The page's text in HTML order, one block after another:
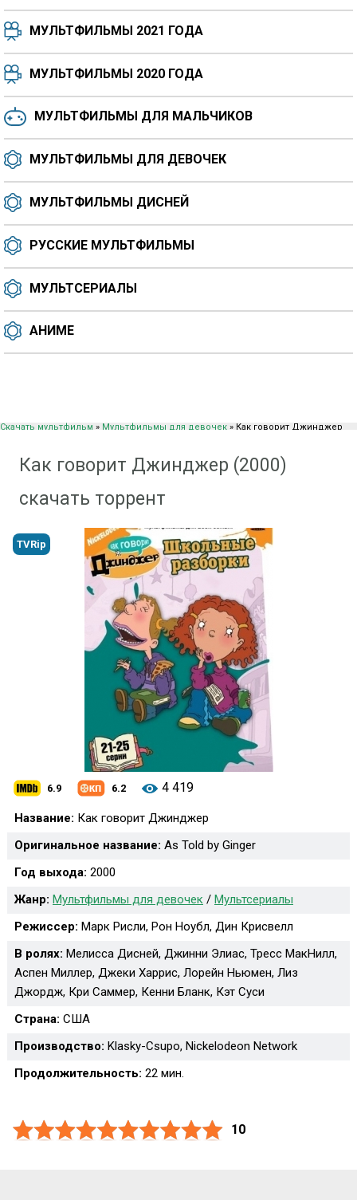
6.5 6.6 6.0 6.4
МУЛЬТФИЛЬМЫ 2021 ГОДА
МУЛЬТФИЛЬМЫ 2020 ГОДА
МУЛЬТФИЛЬМЫ ДЛЯ МАЛЬЧИКОВ
МУЛЬТФИЛЬМЫ ДЛЯ ДЕВОЧЕК
МУЛЬТФИЛЬМЫ ДИСНЕЙ
РУССКИЕ МУЛЬТФИЛЬМЫ
МУЛЬТСЕРИАЛЫ
АНИМЕ
Скачать мультфильм » Мультфильмы для девочек » Как говорит Джинджер
Как говорит Джинджер (2000)
скачать торрент
TVRip
6.9 6.2 4 419
Название: Как говорит Джинджер
Оригинальное название: As Told by Ginger
Год выхода: 2000
Жанр: Мультфильмы для девочек / Мультсериалы
Режиссер: Марк Рисли, Рон Ноубл, Дин Крисвелл
В ролях: Мелисса Дисней, Джинни Элиас, Тресс МакНилл,
Аспен Миллер, Джеки Харрис, Лорейн Ньюмен, Лиз
Джордж, Кри Саммер, Кенни Бланк, Кэт Суси
Страна: США
Производство: Klasky-Csupo, Nickelodeon Network
Продолжительность: 22 мин.
10